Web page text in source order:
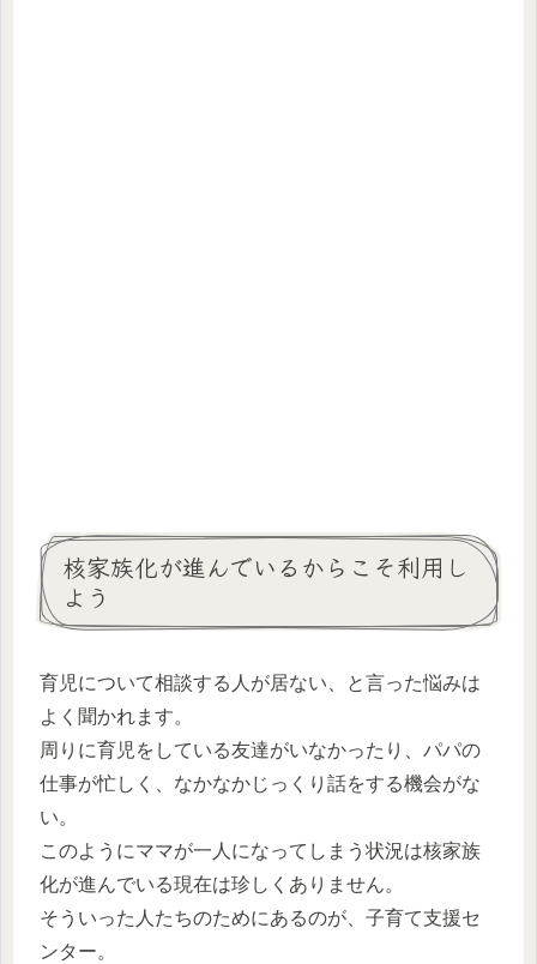
核家族化が進んでいるからこそ利用し
よう
育児について相談する人が居ない、と言った悩みは
よく聞かれます。
周りに育児をしている友達がいなかったり、パパの
仕事が忙しく、なかなかじっくり話をする機会がな
い。
このようにママが一人になってしまう状況は核家族
化が進んでいる現在は珍しくありません。
そういった人たちのためにあるのが、子育て支援セ
ンター。